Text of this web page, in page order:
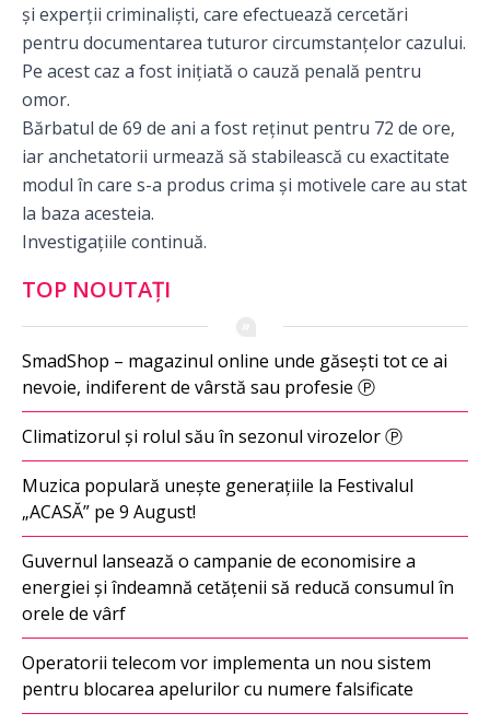
și experții criminaliști, care efectuează cercetări
pentru documentarea tuturor circumstanțelor cazului.
Pe acest caz a fost inițiată o cauză penală pentru
omor.
Bărbatul de 69 de ani a fost reținut pentru 72 de ore,
iar anchetatorii urmează să stabilească cu exactitate
modul în care s-a produs crima și motivele care au stat
la baza acesteia.
Investigațiile continuă.
TOP NOUTAȚI
SmadShop – magazinul online unde găsești tot ce ai
nevoie, indiferent de vârstă sau profesie Ⓟ
Climatizorul și rolul său în sezonul virozelor Ⓟ
Muzica populară unește generațiile la Festivalul
„ACASĂ” pe 9 August!
Guvernul lansează o campanie de economisire a
energiei și îndeamnă cetățenii să reducă consumul în
orele de vârf
Operatorii telecom vor implementa un nou sistem
pentru blocarea apelurilor cu numere falsificate